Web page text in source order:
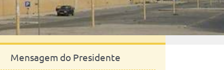
Institucional
Mensagem do Presidente